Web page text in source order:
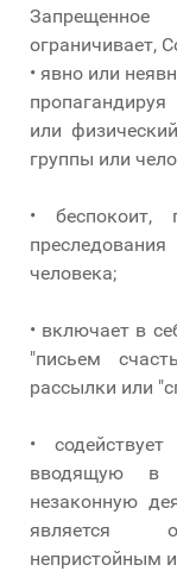
ограничивает,
• явно или
или
группы или
• беспокоит,
человека;
• включает в
"письем
рассылки или
•
вводящую в
незаконную
является
непристойным